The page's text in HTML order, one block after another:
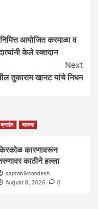
आयोजित करमाळा व
केले रक्तदान
Next
तुकाराम खानट यांचे निधन
क्राईम बातम्या
कारणावरून
काठीने हल्ला
saptahiksandesh
August 8, 2026
0